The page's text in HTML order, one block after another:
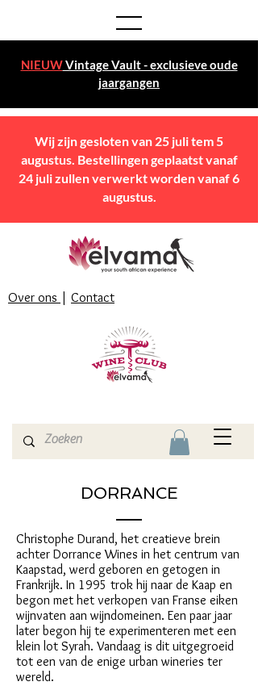
NIEUWVintage Vault - exclusieve oude
jaargangen
Over ons | Contact
Wij zijn gesloten van 25 juli tem 5
augustus. Bestellingen geplaatst vanaf
24 juli zullen verwerkt worden vanaf 6
augustus.
DORRANCE
Christophe Durand, het creatieve brein
achter Dorrance Wines in het centrum van
Kaapstad, werd geboren en getogen in
Frankrijk. In 1995 trok hij naar de Kaap en
begon met het verkopen van Franse eiken
wijnvaten aan wijndomeinen. Een paar jaar
later begon hij te experimenteren met een
klein lot Syrah. Vandaag is dit uitgegroeid
tot een van de enige urban wineries ter
wereld.